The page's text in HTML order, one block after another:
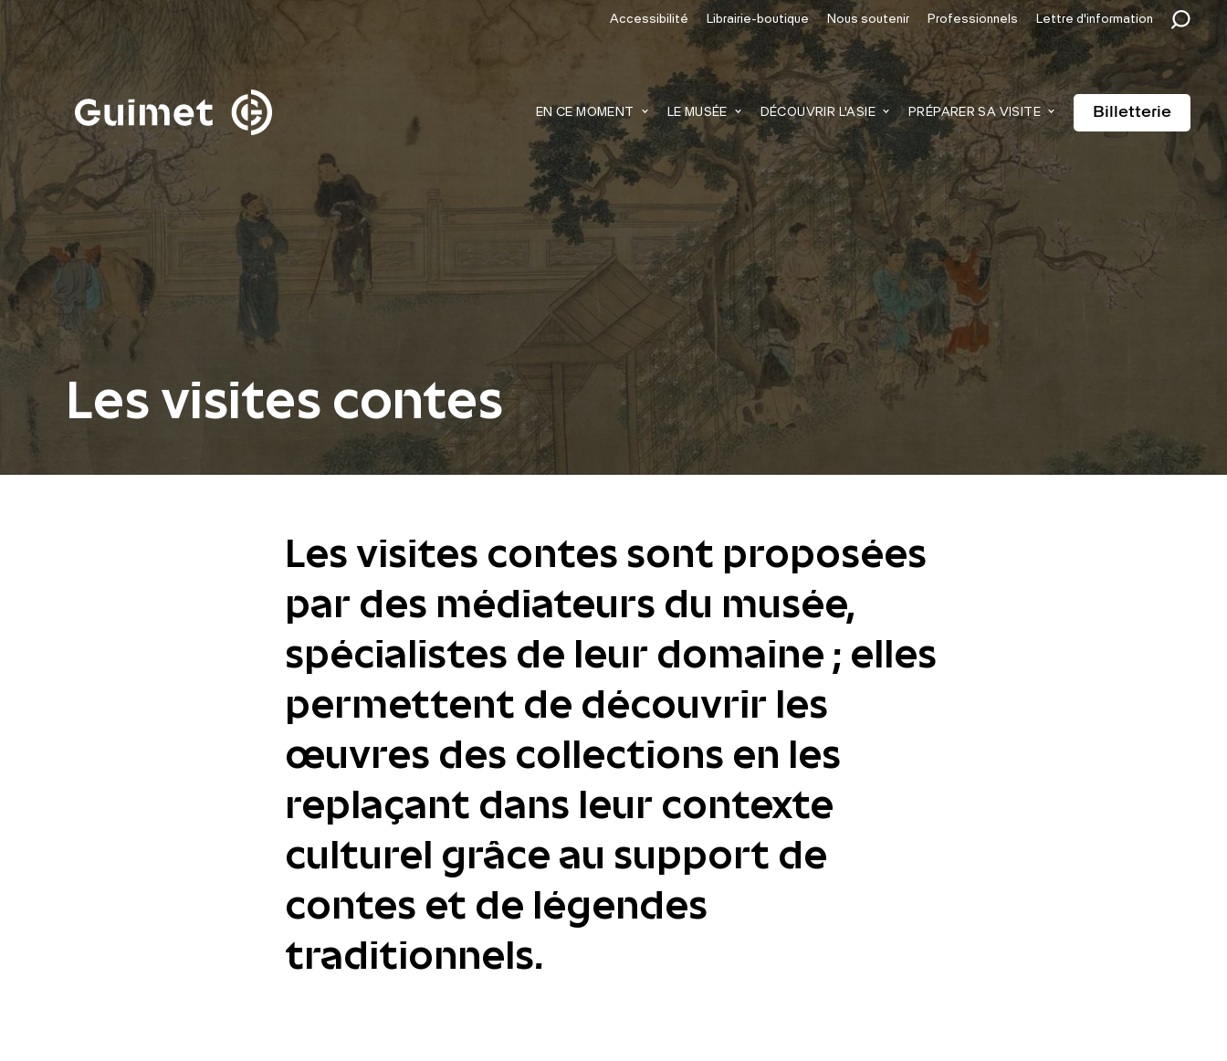
EN CE MOMENT LE MUSÉE DÉCOUVRIR L'ASIE PRÉPARER SA VISITE Billetterie
Accessibilité Librairie-boutique Nous soutenir Professionnels Lettre d'information
Les visites contes
Les visites contes sont proposées
par des médiateurs du musée,
spécialistes de leur domaine ; elles
permettent de découvrir les
œuvres des collections en les
replaçant dans leur contexte
culturel grâce au support de
contes et de légendes
traditionnels.
Panneau de gestion des cookies